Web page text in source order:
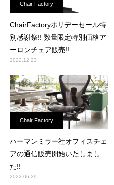
Chair Factory
ChairFactoryホリデーセール特
別感謝祭!! 数量限定特別価格ア
ーロンチェア販売!!
2022.12.23
Chair Factory
ハーマンミラー社オフィスチェ
アの通信販売開始いたしまし
た!!
2022.06.29